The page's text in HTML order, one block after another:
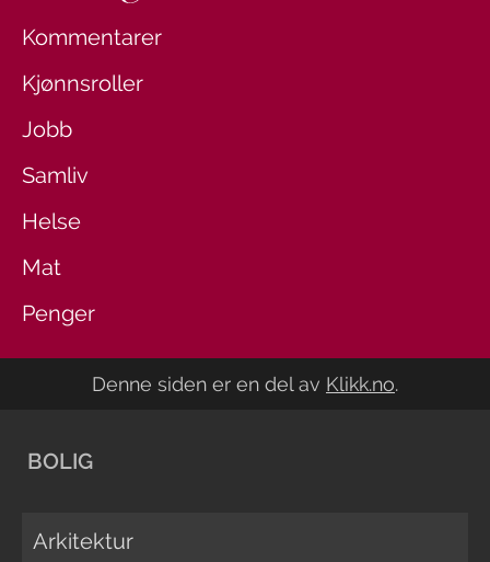
Kommentarer
Kjønnsroller
Jobb
Samliv
Helse
Mat
Penger
Denne siden er en del av Klikk.no.
BOLIG
Arkitektur